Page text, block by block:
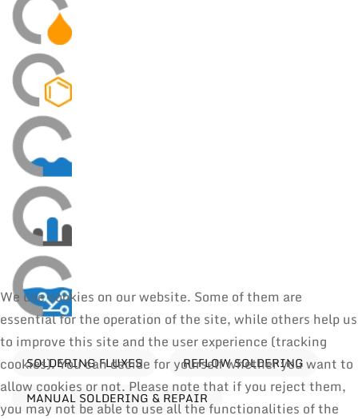
SOLDERING FLUXES
REFLOW SOLDERING
MANUAL SOLDERING & REPAIR
We use cookies on our website. Some of them are
essential for the operation of the site, while others help us
to improve this site and the user experience (tracking
cookies). You can decide for yourself whether you want to
allow cookies or not. Please note that if you reject them,
you may not be able to use all the functionalities of the